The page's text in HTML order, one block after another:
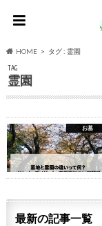
HOME タグ : 霊園
TAG
霊園
お墓
最新の記事一覧